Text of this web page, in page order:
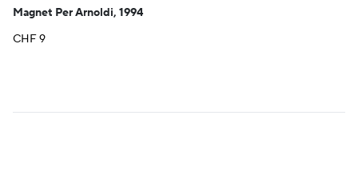
Magnet Per Arnoldi, 1994
CHF9